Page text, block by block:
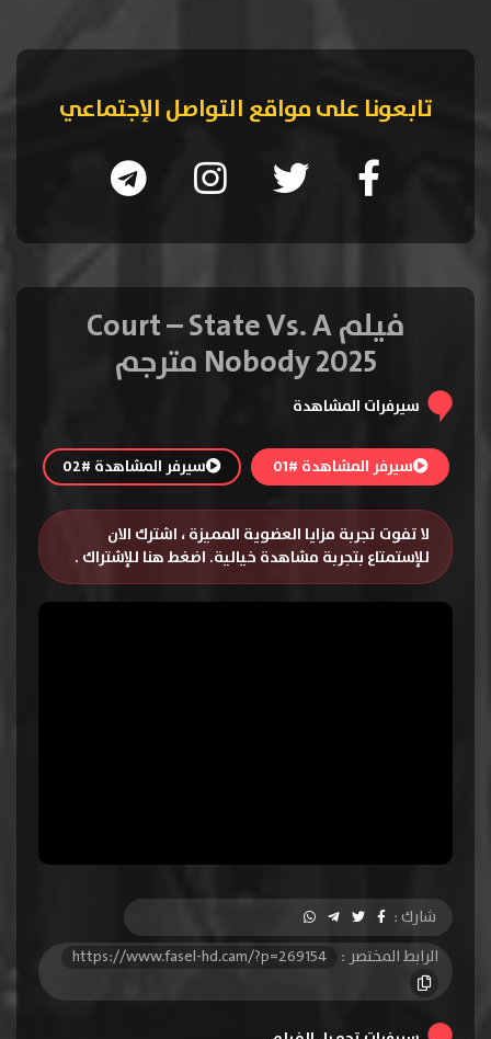
تابعونا على مواقع التواصل الإجتماعي
فيلم Court – State Vs. A
Nobody 2025 مترجم
سيرفرات المشاهدة
سيرفر المشاهدة #01 سيرفر المشاهدة #02
لا تفوت تجربة مزايا العضوية المميزة ، اشترك الان
للإستمتاع بتجربة مشاهدة خيالية. اضغط هنا للإشتراك .
شارك :
الرابط المختصر :
https://www.fasel-hd.cam/?p=269154